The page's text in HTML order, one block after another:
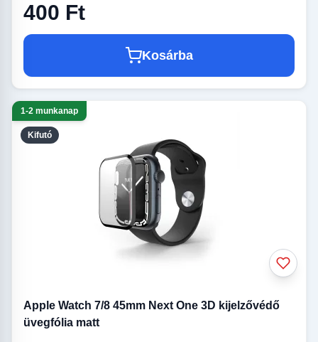
400 Ft
Kosárba
Kifutó
1-2 munkanap
Apple Watch 7/8 45mm Next One 3D kijelzővédő
üvegfólia matt